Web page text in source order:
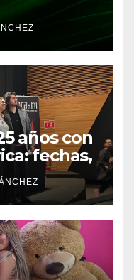
años con
fechas,
lo que